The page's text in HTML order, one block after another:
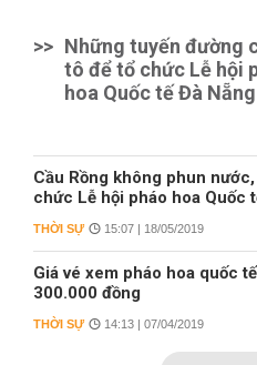
>> Những tuyến đường
tô để tổ chức Lễ hội
hoa Quốc tế Đà
Cầu Rồng không phun
chức Lễ hội pháo hoa Quốc
THỜI SỰ 15:07 | 18/05/2019
Giá vé xem pháo hoa quốc
300.000 đồng
THỜI SỰ 14:13 | 07/04/2019